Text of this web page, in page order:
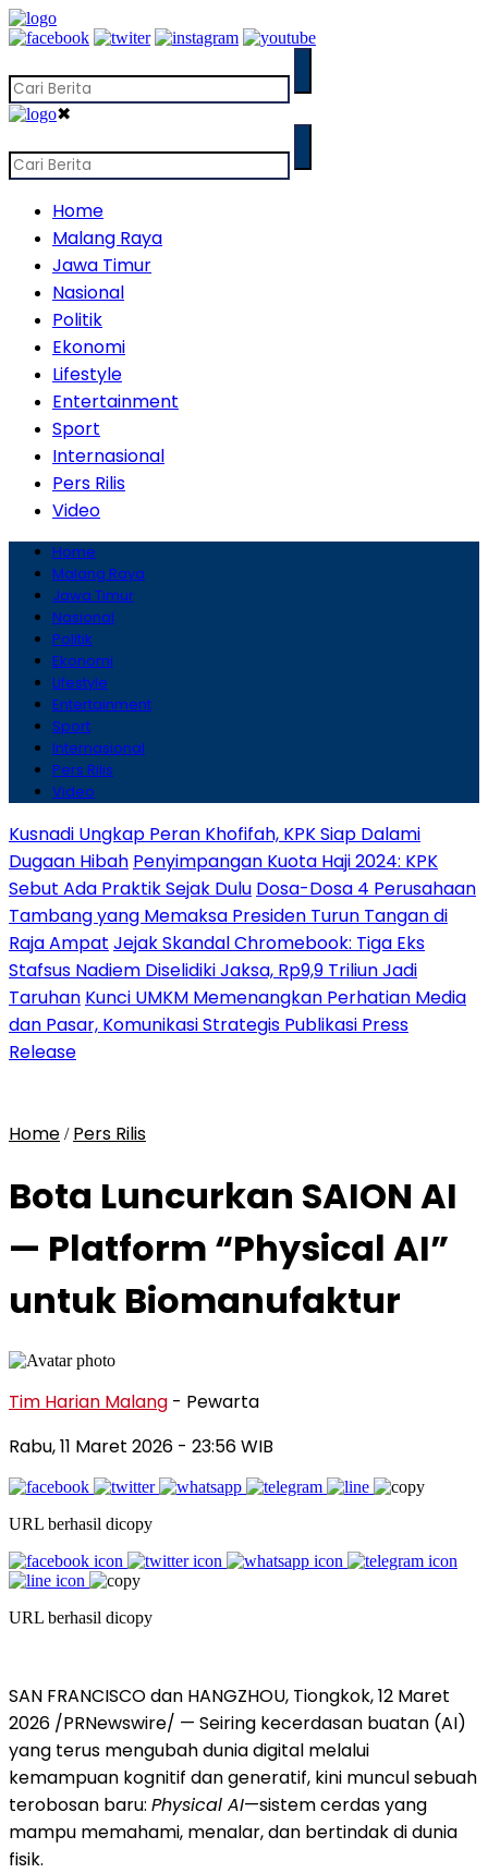
✖
Home
Malang Raya
Jawa Timur
Nasional
Politik
Ekonomi
Lifestyle
Entertainment
Sport
Internasional
Pers Rilis
Video
Home
Malang Raya
Jawa Timur
Nasional
Politik
Ekonomi
Lifestyle
Entertainment
Sport
Internasional
Pers Rilis
Video
Kusnadi Ungkap Peran Khofifah, KPK Siap Dalami
Dugaan Hibah Penyimpangan Kuota Haji 2024: KPK
Sebut Ada Praktik Sejak Dulu Dosa-Dosa 4 Perusahaan
Tambang yang Memaksa Presiden Turun Tangan di
Raja Ampat Jejak Skandal Chromebook: Tiga Eks
Stafsus Nadiem Diselidiki Jaksa, Rp9,9 Triliun Jadi
Taruhan Kunci UMKM Memenangkan Perhatian Media
dan Pasar, Komunikasi Strategis Publikasi Press
Release
Home / Pers Rilis
Bota Luncurkan SAION AI
— Platform “Physical AI”
untuk Biomanufaktur
Tim Harian Malang - Pewarta
Rabu, 11 Maret 2026 - 23:56 WIB
URL berhasil dicopy
URL berhasil dicopy
SAN FRANCISCO dan HANGZHOU, Tiongkok,12 Maret
2026 /PRNewswire/ — Seiring kecerdasan buatan (AI)
yang terus mengubah dunia digital melalui
kemampuan kognitif dan generatif, kini muncul sebuah
terobosan baru: Physical AI—sistem cerdas yang
mampu memahami, menalar, dan bertindak di dunia
fisik.